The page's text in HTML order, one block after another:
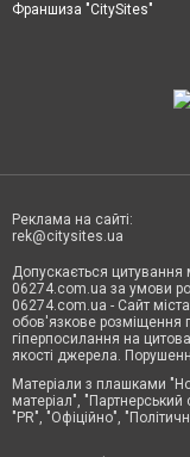
Франшиза "CitySites"
Реклама на сайті:
rek@citysites.ua
Допускається цитування
06274.com.ua за умови
06274.com.ua - Сайт
обов'язкове розміщення
гіперпосилання на
якості джерела.
Матеріали з плашками
матеріал", "Партнерський
"PR", "Офіційно",